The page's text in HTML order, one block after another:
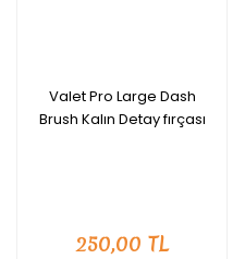
Valet Pro Large Dash
Brush Kalın Detay fırçası
250,00 TL